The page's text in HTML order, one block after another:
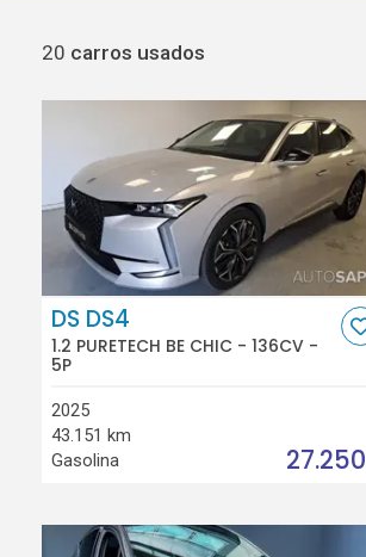
20 carros usados
DS DS4
1.2 PURETECH BE CHIC - 136CV -
5P
2025
43.151 km
Gasolina
27.250